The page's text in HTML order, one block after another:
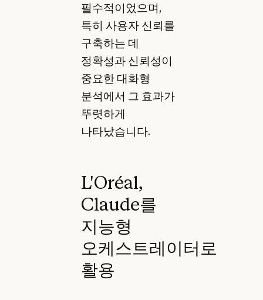
필수적이었으며,
특히 사용자 신뢰를
구축하는 데
정확성과 신뢰성이
중요한 대화형
분석에서 그 효과가
뚜렷하게
나타났습니다.
L'Oréal,
Claude를
지능형
오케스트레이터로
활용